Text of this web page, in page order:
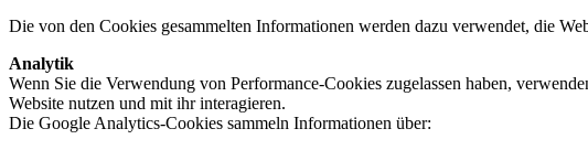
Die von den Cookies gesammelten Informationen werden dazu verwendet, die
Analytik
Wenn Sie die Verwendung von Performance-Cookies zugelassen haben,
Website nutzen und mit ihr interagieren.
Die Google Analytics-Cookies sammeln Informationen über: